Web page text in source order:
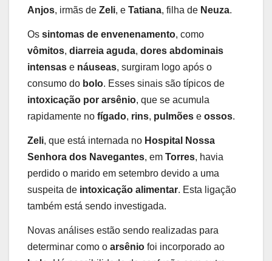
Anjos, irmãs de Zeli, e Tatiana, filha de Neuza.
Os sintomas de envenenamento, como
vômitos, diarreia aguda, dores abdominais
intensas e náuseas, surgiram logo após o
consumo do bolo. Esses sinais são típicos de
intoxicação por arsênio, que se acumula
rapidamente no fígado, rins, pulmões e ossos.
Zeli, que está internada no Hospital Nossa
Senhora dos Navegantes, em Torres, havia
perdido o marido em setembro devido a uma
suspeita de intoxicação alimentar. Esta ligação
também está sendo investigada.
Novas análises estão sendo realizadas para
determinar como o arsênio foi incorporado ao